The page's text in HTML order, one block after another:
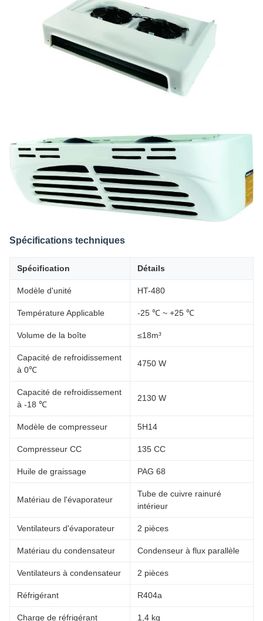
Spécifications techniques
Spécification Détails
Modèle d'unité HT-480
Température Applicable -25 ℃ ~ +25 ℃
Volume de la boîte ≤18m³
Capacité de refroidissement
à 0℃
4750 W
Capacité de refroidissement
à -18 ℃
2130 W
Modèle de compresseur 5H14
Compresseur CC 135 CC
Huile de graissage PAG 68
Matériau de l'évaporateur
Tube de cuivre rainuré
intérieur
Ventilateurs d'évaporateur 2 pièces
Matériau du condensateur Condenseur à flux parallèle
Ventilateurs à condensateur 2 pièces
Réfrigérant R404a
Charge de réfrigérant 1,4 kg